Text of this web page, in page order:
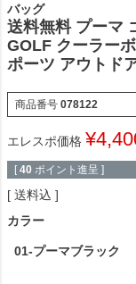
バッグ
送料無料 プーマ
GOLF クーラー
ポーツ アウトド
商品番号 078122
エレスポ価格 ¥
[ 40 ポイント進呈 ]
送料込
カラー
01-プーマブラック